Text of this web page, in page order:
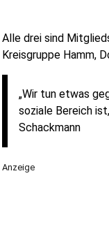
Alle drei sind
Kreisgruppe Hamm,
„Wir tun etwas
soziale Bereich
Schackmann
Anzeige